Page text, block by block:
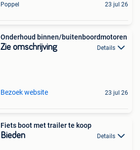
Poppel 23 jul 26
Onderhoud binnen/buitenboordmotoren
Zie omschrijving Details
Bezoek website 23 jul 26
Fiets boot met trailer te koop
Bieden Details